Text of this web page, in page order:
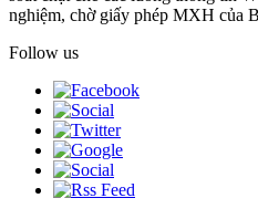
nghiệm, chờ giấy phép MXH của
Follow us